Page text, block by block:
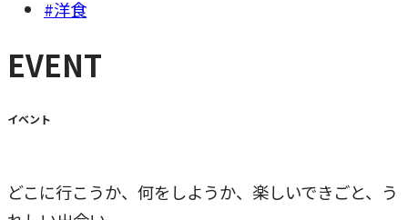
#洋食
EVENT
イベント
どこに行こうか、何をしようか、楽しいできごと、う